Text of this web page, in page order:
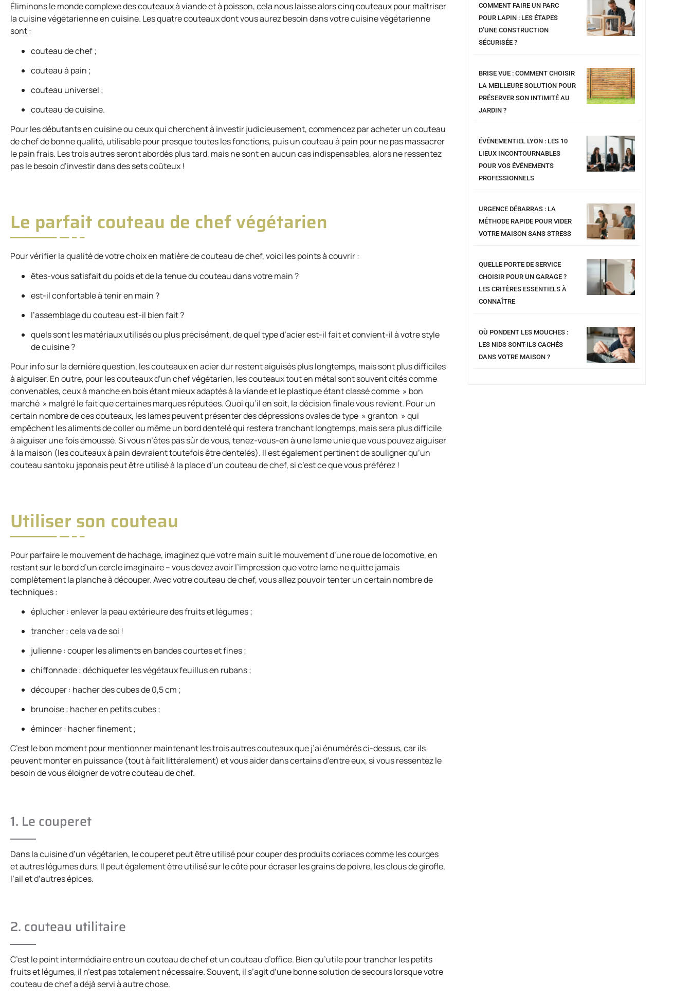
Éliminons le monde complexe des couteaux à viande et à poisson, cela nous laisse alors cinq couteaux pour maîtriser
la cuisine végétarienne en cuisine. Les quatre couteaux dont vous aurez besoin dans votre cuisine végétarienne
sont :
couteau de chef ;
couteau à pain ;
couteau universel ;
couteau de cuisine.
Pour les débutants en cuisine ou ceux qui cherchent à investir judicieusement, commencez par acheter un couteau
de chef de bonne qualité, utilisable pour presque toutes les fonctions, puis un couteau à pain pour ne pas massacrer
le pain frais. Les trois autres seront abordés plus tard, mais ne sont en aucun cas indispensables, alors ne ressentez
pas le besoin d’investir dans des sets coûteux !
Le parfait couteau de chef végétarien
Pour vérifier la qualité de votre choix en matière de couteau de chef, voici les points à couvrir :
êtes-vous satisfait du poids et de la tenue du couteau dans votre main ?
est-il confortable à tenir en main ?
l’assemblage du couteau est-il bien fait ?
quels sont les matériaux utilisés ou plus précisément, de quel type d’acier est-il fait et convient-il à votre style
de cuisine ?
Pour info sur la dernière question, les couteaux en acier dur restent aiguisés plus longtemps, mais sont plus difficiles
à aiguiser. En outre, pour les couteaux d’un chef végétarien, les couteaux tout en métal sont souvent cités comme
convenables, ceux à manche en bois étant mieux adaptés à la viande et le plastique étant classé comme » bon
marché » malgré le fait que certaines marques réputées. Quoi qu’il en soit, la décision finale vous revient. Pour un
certain nombre de ces couteaux, les lames peuvent présenter des dépressions ovales de type » granton » qui
empêchent les aliments de coller ou même un bord dentelé qui restera tranchant longtemps, mais sera plus difficile
à aiguiser une fois émoussé. Si vous n’êtes pas sûr de vous, tenez-vous-en à une lame unie que vous pouvez aiguiser
à la maison (les couteaux à pain devraient toutefois être dentelés). Il est également pertinent de souligner qu’un
couteau santoku japonais peut être utilisé à la place d’un couteau de chef, si c’est ce que vous préférez !
Utiliser son couteau
Pour parfaire le mouvement de hachage, imaginez que votre main suit le mouvement d’une roue de locomotive, en
restant sur le bord d’un cercle imaginaire – vous devez avoir l’impression que votre lame ne quitte jamais
complètement la planche à découper. Avec votre couteau de chef, vous allez pouvoir tenter un certain nombre de
techniques :
éplucher : enlever la peau extérieure des fruits et légumes ;
trancher : cela va de soi !
julienne : couper les aliments en bandes courtes et fines ;
chiffonnade : déchiqueter les végétaux feuillus en rubans ;
découper : hacher des cubes de 0,5 cm ;
brunoise : hacher en petits cubes ;
émincer : hacher finement ;
C’est le bon moment pour mentionner maintenant les trois autres couteaux que j’ai énumérés ci-dessus, car ils
peuvent monter en puissance (tout à fait littéralement) et vous aider dans certains d’entre eux, si vous ressentez le
besoin de vous éloigner de votre couteau de chef.
1. Le couperet
Dans la cuisine d’un végétarien, le couperet peut être utilisé pour couper des produits coriaces comme les courges
et autres légumes durs. Il peut également être utilisé sur le côté pour écraser les grains de poivre, les clous de girofle,
l’ail et d’autres épices.
2. couteau utilitaire
C’est le point intermédiaire entre un couteau de chef et un couteau d’office. Bien qu’utile pour trancher les petits
fruits et légumes, il n’est pas totalement nécessaire. Souvent, il s’agit d’une bonne solution de secours lorsque votre
couteau de chef a déjà servi à autre chose.
COMMENT FAIRE UN PARC
POUR LAPIN : LES ÉTAPES
D’UNE CONSTRUCTION
SÉCURISÉE ?
BRISE VUE : COMMENT CHOISIR
LA MEILLEURE SOLUTION POUR
PRÉSERVER SON INTIMITÉ AU
JARDIN ?
ÉVÉNEMENTIEL LYON : LES 10
LIEUX INCONTOURNABLES
POUR VOS ÉVÉNEMENTS
PROFESSIONNELS
URGENCE DÉBARRAS : LA
MÉTHODE RAPIDE POUR VIDER
VOTRE MAISON SANS STRESS
QUELLE PORTE DE SERVICE
CHOISIR POUR UN GARAGE ?
LES CRITÈRES ESSENTIELS À
CONNAÎTRE
OÙ PONDENT LES MOUCHES :
LES NIDS SONT-ILS CACHÉS
DANS VOTRE MAISON ?